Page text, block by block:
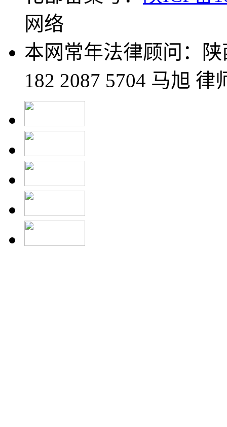
网络
本网常年法律顾问：
182 2087 5704 马旭 律